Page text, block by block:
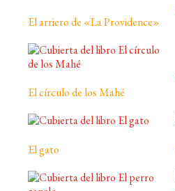
El arriero de «La Providence»
El círculo de los Mahé
El gato